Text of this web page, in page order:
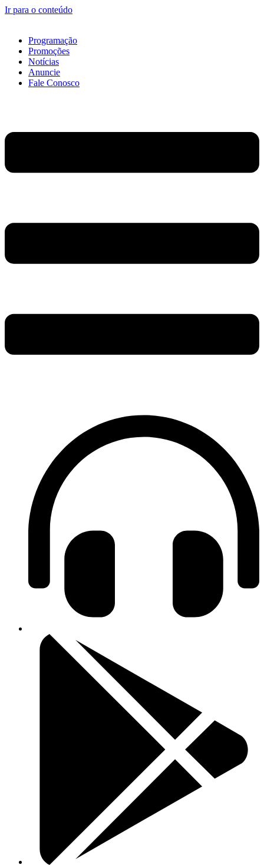
Ir para o conteúdo
Programação
Promoções
Notícias
Anuncie
Fale Conosco